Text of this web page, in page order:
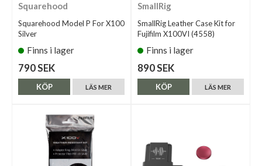
Squarehood
Squarehood Model P For X100
Silver
Finns i lager
790 SEK
LÄS MER
KÖP
SmallRig
SmallRig Leather Case Kit for
Fujifilm X100VI (4558)
Finns i lager
890 SEK
LÄS MER
KÖP